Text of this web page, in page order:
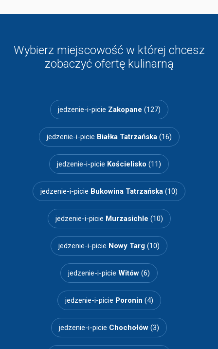
Wybierz miejscowość w której chcesz
zobaczyć ofertę kulinarną
jedzenie-i-picie Zakopane (127)
jedzenie-i-picie Białka Tatrzańska(16)
jedzenie-i-picie Kościelisko (11)
jedzenie-i-picie Bukowina Tatrzańska (10)
jedzenie-i-picie Murzasichle (10)
jedzenie-i-picie Nowy Targ (10)
jedzenie-i-picie Witów (6)
jedzenie-i-picie Poronin (4)
jedzenie-i-picie Chochołów (3)